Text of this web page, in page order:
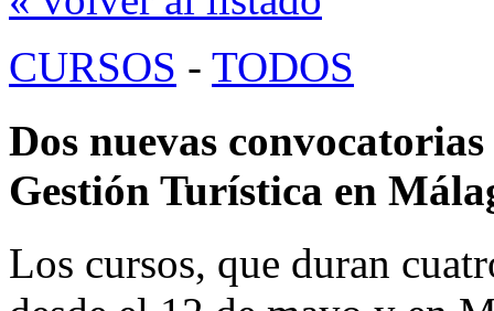
CURSOS - TODOS
Dos nuevas
Gestión Turística en
Los cursos, que duran